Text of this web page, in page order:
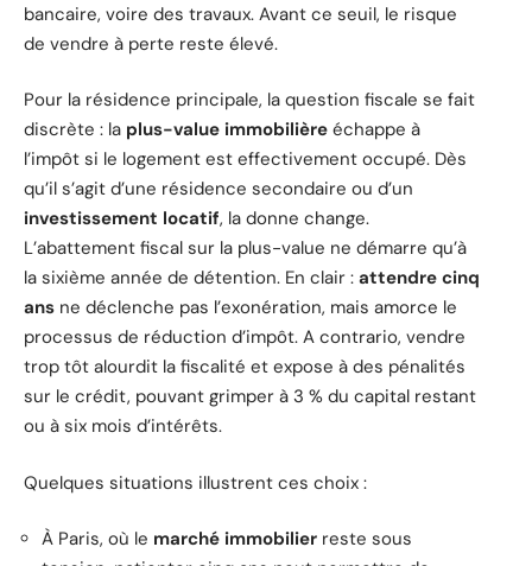
bancaire, voire des travaux. Avant ce seuil, le risque
de vendre à perte reste élevé.
Pour la résidence principale, la question fiscale se fait
discrète : la plus-value immobilière échappe à
l’impôt si le logement est effectivement occupé. Dès
qu’il s’agit d’une résidence secondaire ou d’un
investissement locatif, la donne change.
L’abattement fiscal sur la plus-value ne démarre qu’à
la sixième année de détention. En clair : attendre cinq
ans ne déclenche pas l’exonération, mais amorce le
processus de réduction d’impôt. A contrario, vendre
trop tôt alourdit la fiscalité et expose à des pénalités
sur le crédit, pouvant grimper à 3 % du capital restant
ou à six mois d’intérêts.
Quelques situations illustrent ces choix :
À Paris, où le marché immobilier reste sous